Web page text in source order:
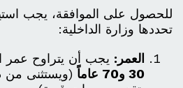
للحصول على الموافقة، يجب
تحددها وزارة الداخلية:
العمر: يجب أن يتراوح عمر
30 و70 عاماً
(ويستثنى من